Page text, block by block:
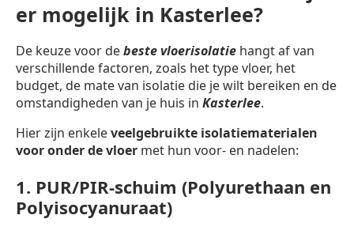
er mogelijk in Kasterlee?
De keuze voor debeste vloerisolatie hangt af van
verschillende factoren, zoals het type vloer, het
budget, de mate van isolatie die je wilt bereiken en de
omstandigheden van je huis in Kasterlee.
Hier zijn enkeleveelgebruikte isolatiematerialen
voor onder de vloer met hun voor- en nadelen:
1. PUR/PIR-schuim (Polyurethaan en
Polyisocyanuraat)